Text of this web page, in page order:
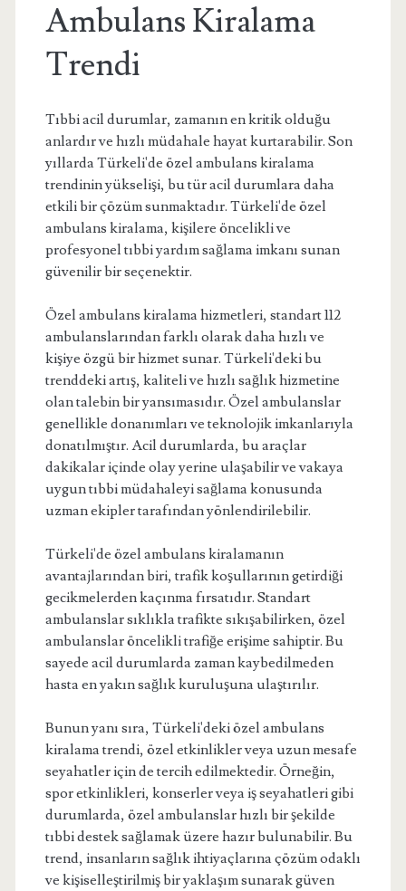
Ambulans Kiralama
Trendi
Tıbbi acil durumlar, zamanın en kritik olduğu
anlardır ve hızlı müdahale hayat kurtarabilir. Son
yıllarda Türkeli'de özel ambulans kiralama
trendinin yükselişi, bu tür acil durumlara daha
etkili bir çözüm sunmaktadır. Türkeli'de özel
ambulans kiralama, kişilere öncelikli ve
profesyonel tıbbi yardım sağlama imkanı sunan
güvenilir bir seçenektir.
Özel ambulans kiralama hizmetleri, standart 112
ambulanslarından farklı olarak daha hızlı ve
kişiye özgü bir hizmet sunar. Türkeli'deki bu
trenddeki artış, kaliteli ve hızlı sağlık hizmetine
olan talebin bir yansımasıdır. Özel ambulanslar
genellikle donanımları ve teknolojik imkanlarıyla
donatılmıştır. Acil durumlarda, bu araçlar
dakikalar içinde olay yerine ulaşabilir ve vakaya
uygun tıbbi müdahaleyi sağlama konusunda
uzman ekipler tarafından yönlendirilebilir.
Türkeli'de özel ambulans kiralamanın
avantajlarından biri, trafik koşullarının getirdiği
gecikmelerden kaçınma fırsatıdır. Standart
ambulanslar sıklıkla trafikte sıkışabilirken, özel
ambulanslar öncelikli trafiğe erişime sahiptir. Bu
sayede acil durumlarda zaman kaybedilmeden
hasta en yakın sağlık kuruluşuna ulaştırılır.
Bunun yanı sıra, Türkeli'deki özel ambulans
kiralama trendi, özel etkinlikler veya uzun mesafe
seyahatler için de tercih edilmektedir. Örneğin,
spor etkinlikleri, konserler veya iş seyahatleri gibi
durumlarda, özel ambulanslar hızlı bir şekilde
tıbbi destek sağlamak üzere hazır bulunabilir. Bu
trend, insanların sağlık ihtiyaçlarına çözüm odaklı
ve kişiselleştirilmiş bir yaklaşım sunarak güven